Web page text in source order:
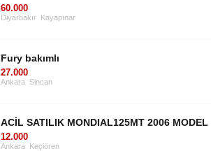
60.000
Diyarbakır Kayapınar
Fury bakımlı
27.000
Ankara Sincan
ACİL SATILIK MONDIAL125MT 2006 MODEL
12.000
Ankara Keçiören